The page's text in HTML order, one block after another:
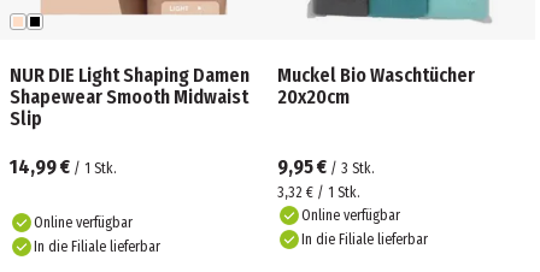
NUR DIE Light Shaping Damen
Shapewear Smooth Midwaist
Slip
14,99 € / 1 Stk.
Online verfügbar
In die Filiale lieferbar
Muckel Bio Waschtücher
20x20cm
9,95 € / 3 Stk.
3,32 € / 1 Stk.
Online verfügbar
In die Filiale lieferbar